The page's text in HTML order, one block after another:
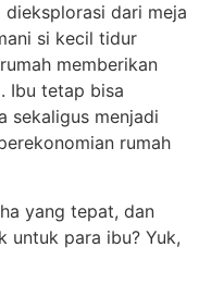
dieksplorasi dari meja
si kecil tidur
memberikan
Ibu tetap bisa
sekaligus menjadi
rumah
yang tepat, dan
untuk para ibu? Yuk,